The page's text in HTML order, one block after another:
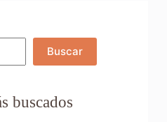
Buscar
buscados